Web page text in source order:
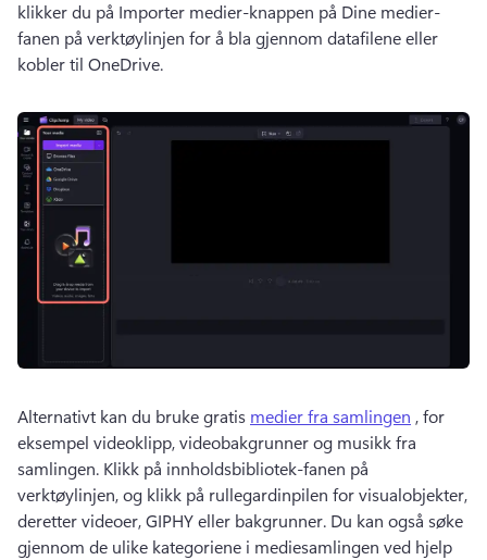
klikker du på Importer medier-knappen på Dine medier-
fanen på verktøylinjen for å bla gjennom datafilene eller
kobler til OneDrive.
Alternativt kan du bruke gratis medier fra samlingen , for
eksempel videoklipp, videobakgrunner og musikk fra
samlingen. Klikk på innholdsbibliotek-fanen på
verktøylinjen, og klikk på rullegardinpilen for visualobjekter,
deretter videoer, GIPHY eller bakgrunner. Du kan også søke
gjennom de ulike kategoriene i mediesamlingen ved hjelp